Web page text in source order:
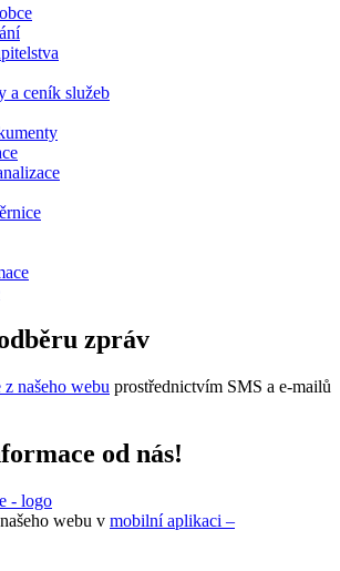
a ceník služeb
zpráv
našeho webu prostřednictvím SMS a e-mailů
od nás!
webu v mobilní aplikaci –